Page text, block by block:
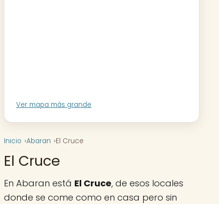
Ver mapa más grande
Inicio Abaran El Cruce
El Cruce
En Abaran está El Cruce, de esos locales
donde se come como en casa pero sin